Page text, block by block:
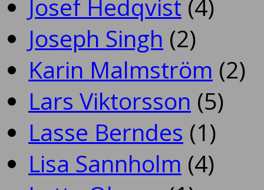
Josef Hedqvist (4)
Joseph Singh (2)
Karin Malmström (2)
Lars Viktorsson (5)
Lasse Berndes (1)
Lisa Sannholm (4)